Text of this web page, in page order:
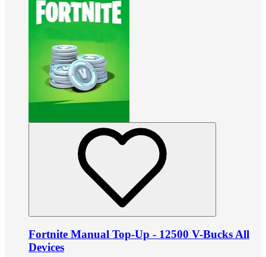
Fortnite Manual Top-Up - 12500 V-Bucks All
Devices